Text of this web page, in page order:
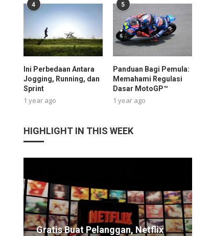
4
Ini Perbedaan Antara
Jogging, Running, dan
Sprint
1 year ago
5
Panduan Bagi Pemula:
Memahami Regulasi
Dasar MotoGP™
1 year ago
HIGHLIGHT IN THIS WEEK
Gratis Buat Pelanggan, Netflix